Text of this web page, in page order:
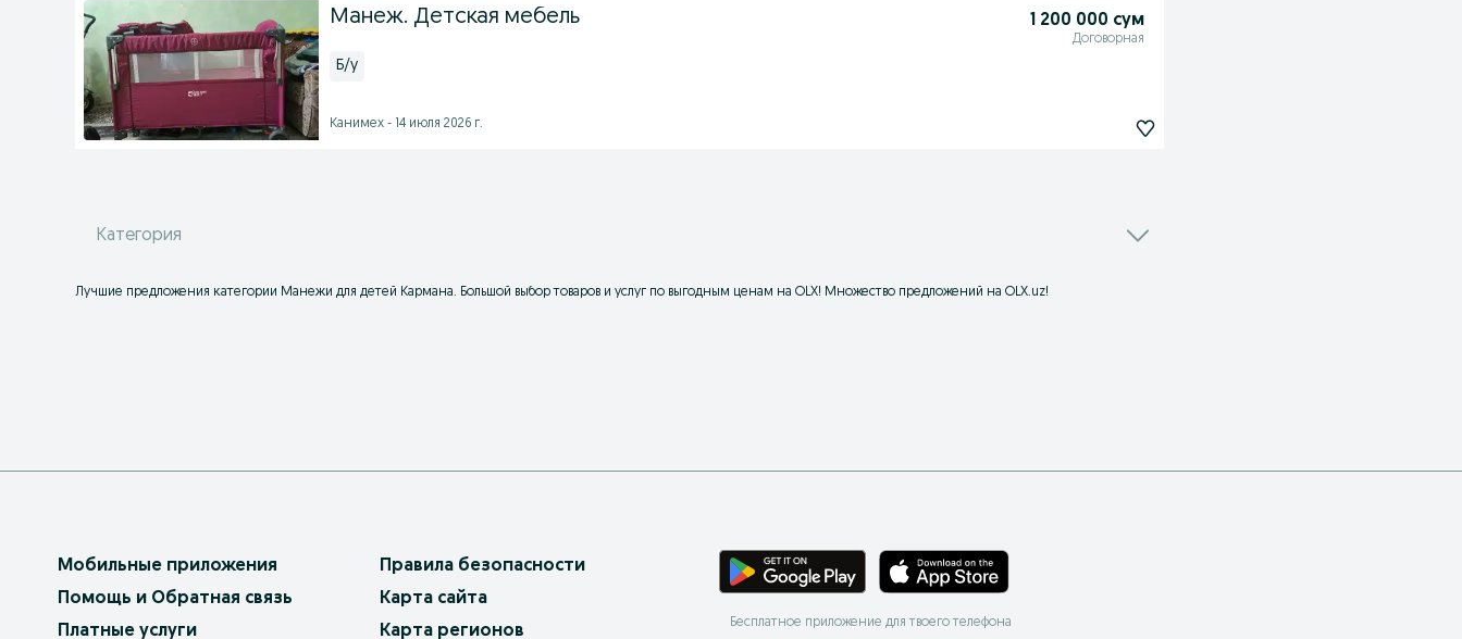
Манеж. Детская мебель 1 200 000 сум
Договорная
Б/у
Канимех - 14 июля 2026 г.
Категория
Лучшие предложения категории Манежи для детей Кармана. Большой выбор товаров и услуг по выгодным ценам на OLX! Множество предложений на OLX.uz!
Мобильные приложения
Помощь и Обратная связь
Платные услуги
Правила безопасности
Карта сайта
Карта регионов
Бесплатное приложение для твоего телефона